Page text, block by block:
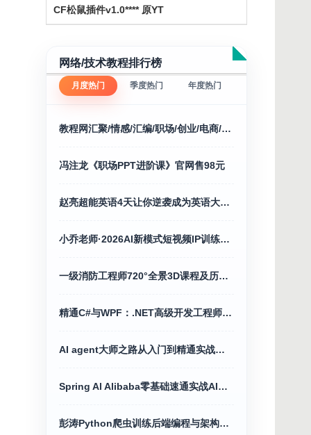
CF松鼠插件v1.0**** 原YT
网络/技术教程排行榜
月度热门 季度热门 年度热门
教程网汇聚/情感/汇编/职场/创业/电商/福利/等
冯注龙《职场PPT进阶课》官网售98元
赵亮超能英语4天让你逆袭成为英语大神127.0G
小乔老师·2026AI新模式短视频IP训练营（更新）
一级消防工程师720°全景3D课程及历年精讲合集
精通C#与WPF：.NET高级开发工程师之路
AI agent大师之路从入门到精通实战指南
Spring Al Alibaba零基础速通实战AI应用+Java全端
彭涛Python爬虫训练后端编程与架构营价值4699